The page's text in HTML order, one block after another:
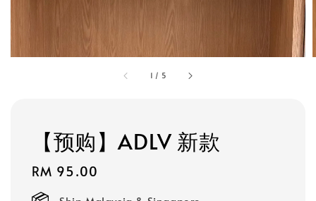
1 / 5
【预购】ADLV 新款
Regular
price
RM 95.00